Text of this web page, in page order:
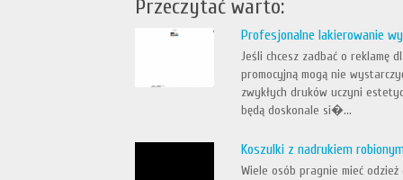
Przeczytać warto:
Profesjonalne lakierowanie
Jeśli chcesz zadbać o reklamę
promocyjną mogą nie
zwykłych druków uczyni
będą doskonale si�...
Koszulki z nadrukiem
Wiele osób pragnie mieć